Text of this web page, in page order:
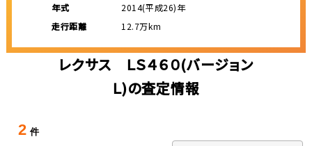
年式
2014(平成26)年
走行距離
12.7万km
レクサス ＬＳ４６０(バージョン
Ｌ)の査定情報
2 件